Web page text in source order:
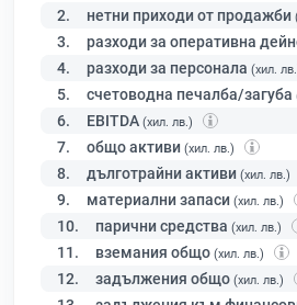
2. нетни приходи от продажби
3. разходи за оперативна
4. разходи за персонала (хил.
5. счетоводна печалба/загуба
6. EBITDA (хил. лв.)
7. общо активи (хил. лв.)
8. дълготрайни активи (хил. лв.)
9. материални запаси (хил. лв.)
10. парични средства (хил. лв.)
11. вземания общо (хил. лв.)
12. задължения общо (хил. лв.)